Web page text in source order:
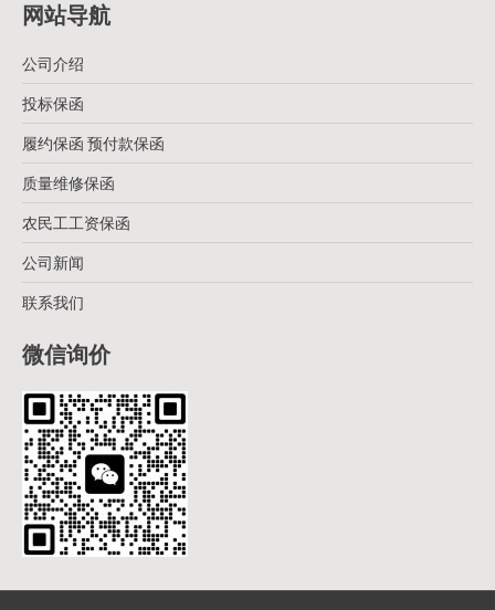
网站导航
公司介绍
投标保函
履约保函 预付款保函
质量维修保函
农民工工资保函
公司新闻
联系我们
微信询价